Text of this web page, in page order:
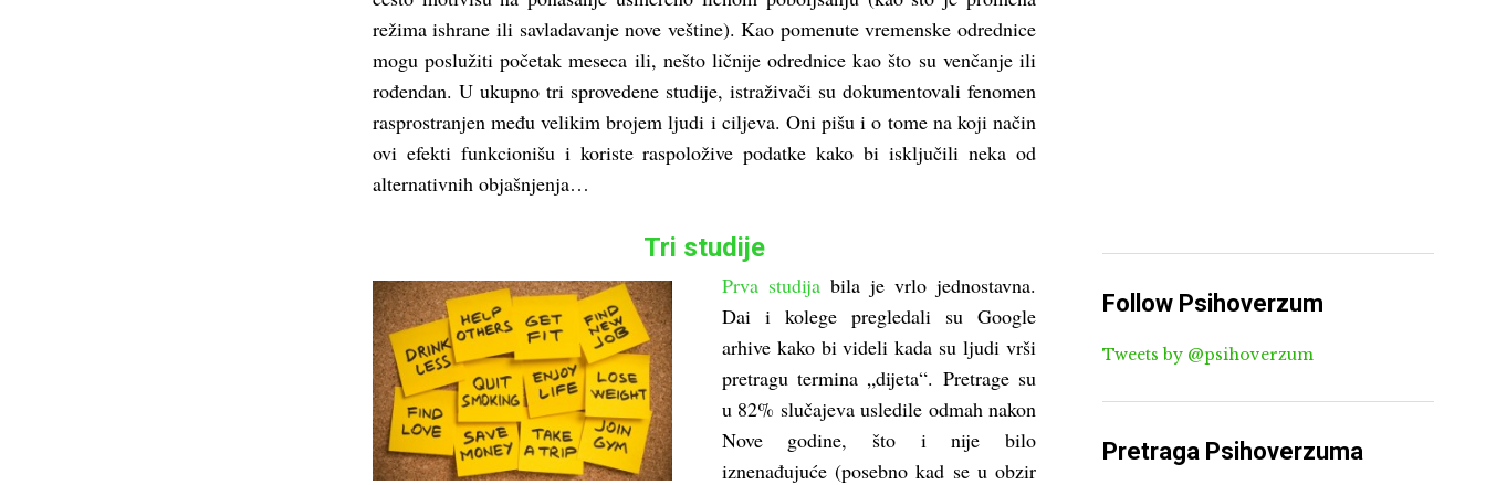
režima ishrane ili savladavanje nove veštine). Kao pomenute vremenske odrednice
mogu poslužiti početak meseca ili, nešto ličnije odrednice kao što su venčanje ili
rođendan. U ukupno tri sprovedene studije, istraživači su dokumentovali fenomen
rasprostranjen među velikim brojem ljudi i ciljeva. Oni pišu i o tome na koji način
ovi efekti funkcionišu i koriste raspoložive podatke kako bi isključili neka od
alternativnih objašnjenja…
Tri studije
Prva studijabila je vrlo jednostavna.
Dai i kolege pregledali su Google
arhive kako bi videli kada su ljudi vrši
pretragu termina „dijeta“. Pretrage su
u 82% slučajeva usledile odmah nakon
Nove godine, što i nije bilo
iznenađujuće (posebno kad se u obzir
Follow Psihoverzum
Tweets by @psihoverzum
Pretraga Psihoverzuma